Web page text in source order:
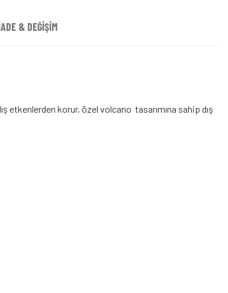
& DEĞİŞİM
etkenlerden korur, özel volcano tasarımına sahip dış